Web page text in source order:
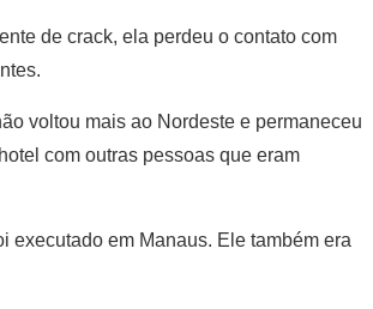
de crack, ela perdeu o contato com
voltou mais ao Nordeste e permaneceu
com outras pessoas que eram
executado em Manaus. Ele também era